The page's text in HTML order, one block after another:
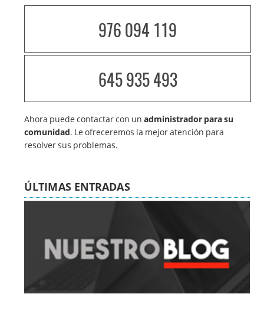
976 094 119
645 935 493
Ahora puede contactar con unadministrador para su
comunidad. Le ofreceremos la mejor atención para
resolver sus problemas.
ÚLTIMAS ENTRADAS